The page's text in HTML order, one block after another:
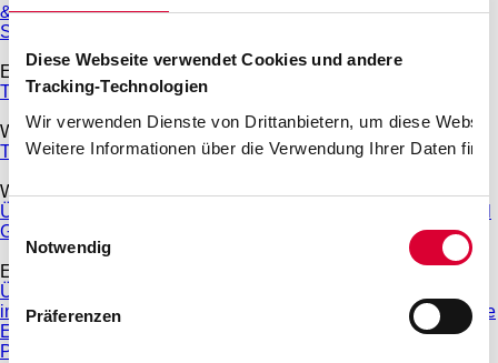
Diese Webseite verwendet Cookies und andere
Tracking-Technologien
Wir verwenden Dienste von Drittanbietern, um diese
Weitere Informationen über die Verwendung Ihrer Daten
Einwilligungsauswahl
Notwendig
Präferenzen
& Veröffentlichungspflichten EEG-Direktvermarktung
Sonnenkraft für Dachau
Erdgas
Tarifrechner Erdgas Grundversorgung
Wasser und Abwasser
Trinkwasser Abwasser Gebühren Umzug
Wärme
Übersicht Wärme
Geothermie
E-Mobilität
Übersicht E-Mobilität
in Dachau Ladelösungen für Ihr Zuhause
Ladekarte und Preise
E-Mobilität für Unternehmen
Ladestruktur für Kommunen
Prämie für THG-Quote